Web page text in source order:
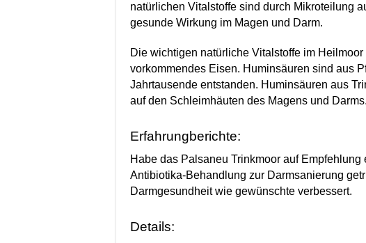
natürlichen Vitalstoffe sind durch Mikroteilung
gesunde Wirkung im Magen und Darm.
Die wichtigen natürliche Vitalstoffe im
vorkommendes Eisen. Huminsäuren sind aus
Jahrtausende entstanden. Huminsäuren aus
auf den Schleimhäuten des Magens und Darms.
Erfahrungberichte:
Habe das Palsaneu Trinkmoor auf
Antibiotika-Behandlung zur Darmsanierung
Darmgesundheit wie gewünschte verbessert.
Details: